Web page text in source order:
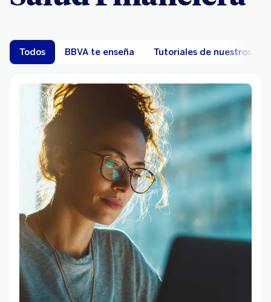
Todos BBVA te enseña Tutoriales de nuestros